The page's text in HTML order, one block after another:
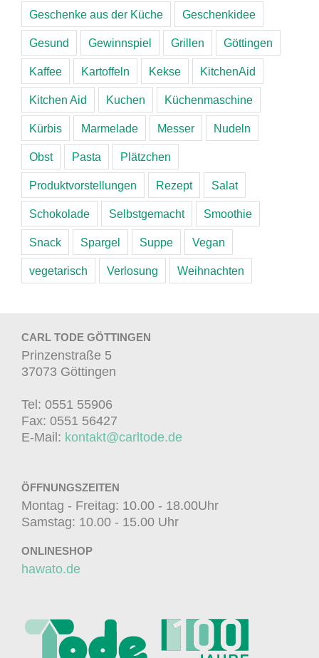
Geschenke aus der Küche Geschenkidee
Gesund Gewinnspiel Grillen Göttingen
Kaffee Kartoffeln Kekse KitchenAid
Kitchen Aid Kuchen Küchenmaschine
Kürbis Marmelade Messer Nudeln
Obst Pasta Plätzchen
Produktvorstellungen Rezept Salat
Schokolade Selbstgemacht Smoothie
Snack Spargel Suppe Vegan
vegetarisch Verlosung Weihnachten
CARL TODE GÖTTINGEN
Prinzenstraße 5
37073 Göttingen
Tel: 0551 55906
Fax: 0551 56427
E-Mail: kontakt@carltode.de
ÖFFNUNGSZEITEN
Montag - Freitag: 10.00 - 18.00Uhr
Samstag: 10.00 - 15.00 Uhr
ONLINESHOP
hawato.de